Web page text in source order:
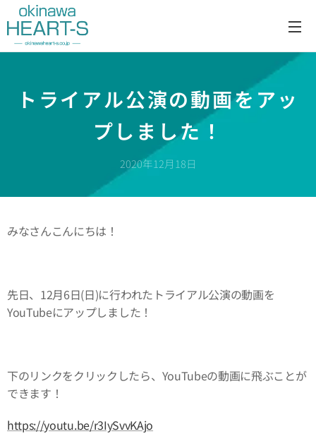
トライアル公演の動画をアッ
プしました！
2020年12月18日
みなさんこんにちは！
先日、12月6日(日)に行われたトライアル公演の動画を
YouTubeにアップしました！
下のリンクをクリックしたら、YouTubeの動画に飛ぶことが
できます！
https://youtu.be/r3IySvvKAjo